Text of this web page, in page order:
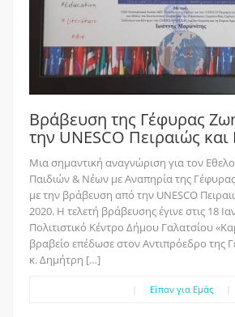
Βράβευση της Γέφυρας
την UNESCO Πειραιώς
Μια σημαντική αναγνώριση για τον
Παιδιών & Νέων με Αναπηρία της
με την βράβευση από την UNESCO
2020. Η τελετή βράβευσης έγινε στις 18
Πολιτιστικό Κέντρο Δήμου Γαλατσίου
βραβείο επέδωσε στον Αντιπρόεδρο της
κ. Δημήτρη […]
Είπαν για Εμάς